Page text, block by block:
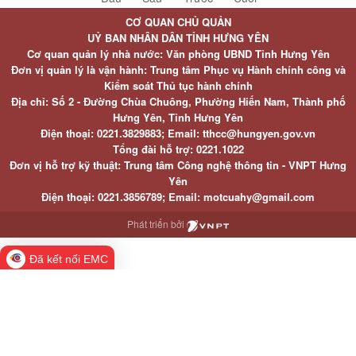
CƠ QUAN CHỦ QUẢN
UỶ BAN NHÂN DÂN TỈNH HƯNG YÊN
Cơ quan quản lý nhà nước: Văn phòng UBND Tỉnh Hưng Yên
Đơn vị quản lý là vận hành: Trung tâm Phục vụ Hành chính công và
Kiểm soát Thủ tục hành chính
Địa chỉ: Số 2 - Đường Chùa Chuông, Phường Hiến Nam, Thành phố
Hưng Yên, Tỉnh Hưng Yên
Điện thoại: 0221.3829883; Email: tthcc@hungyen.gov.vn
Tổng đài hỗ trợ: 0221.1022
Đơn vị hỗ trợ kỹ thuật: Trung tâm Công nghệ thông tin - VNPT Hưng
Yên
Điện thoại: 0221.3856789; Email: motcuahy@gmail.com
Phát triển bởi
Đã kết nối EMC